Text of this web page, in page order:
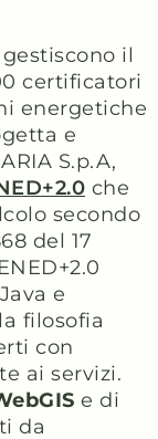
il
certificatori
energetiche
e
S.p.A,
che
secondo
del 17
e
filosofia
con
ai servizi.
e di
da